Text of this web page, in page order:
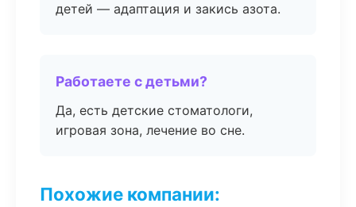
детей — адаптация и закись азота.
Работаете с детьми?
Да, есть детские стоматологи,
игровая зона, лечение во сне.
Похожие компании: